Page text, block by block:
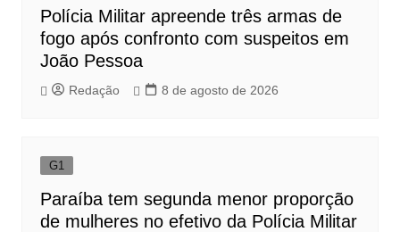
Polícia Militar apreende três armas de
fogo após confronto com suspeitos em
João Pessoa
Redação 8 de agosto de 2026
G1
Paraíba tem segunda menor proporção
de mulheres no efetivo da Polícia Militar